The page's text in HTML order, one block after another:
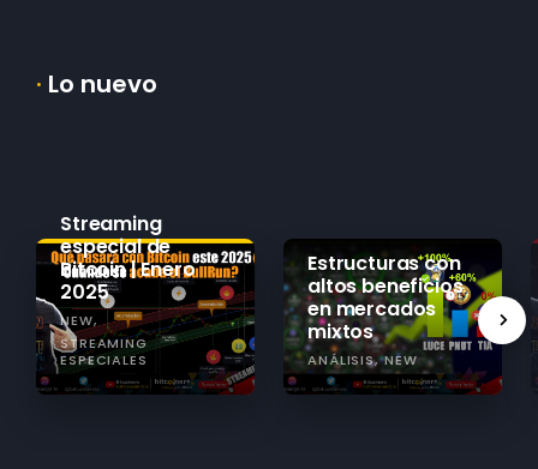
· Lo nuevo
Streaming
especial de
Bitcoin | Enero
2025
NEW
STREAMING
ESPECIALES
Estructuras con
altos beneficios
en mercados
mixtos
ANÁLISIS NEW